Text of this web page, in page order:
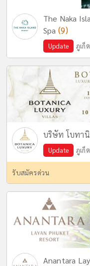
The Naka
Spa (9)
Update ภูเก็
บริษัท โบทา
Update ภูเก็
รับสมัครด่วน
Anantara